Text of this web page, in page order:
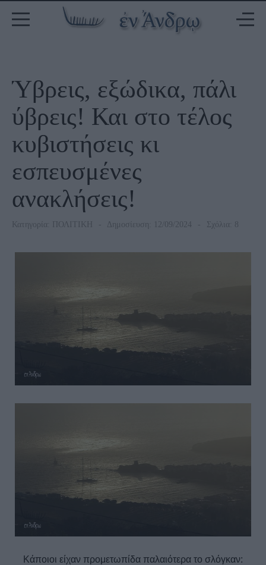
Ύβρεις, εξώδικα, πάλι
ύβρεις! Και στο τέλος
κυβιστήσεις κι
εσπευσμένες
ανακλήσεις!
Κατηγορία: ΠΟΛΙΤΙΚΗ Δημοσίευση: 12/09/2024 Σχόλια: 8
Κάποιοι είχαν προμετωπίδα παλαιότερα το σλόγκαν: